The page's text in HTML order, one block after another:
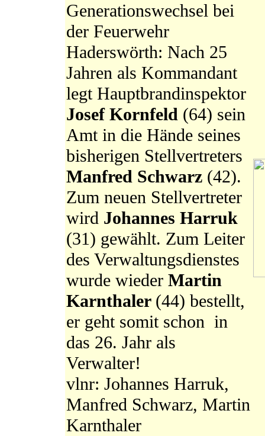
Generationswechsel bei
der Feuerwehr
Haderswörth: Nach 25
Jahren als Kommandant
legt Hauptbrandinspektor
Josef Kornfeld (64) sein
Amt in die Hände seines
bisherigen Stellvertreters
Manfred Schwarz (42).
Zum neuen Stellvertreter
wird Johannes Harruk
(31) gewählt. Zum Leiter
des Verwaltungsdienstes
wurde wieder Martin
Karnthaler (44) bestellt,
er geht somit schon in
das 26. Jahr als
Verwalter!
vlnr: Johannes Harruk,
Manfred Schwarz, Martin
Karnthaler